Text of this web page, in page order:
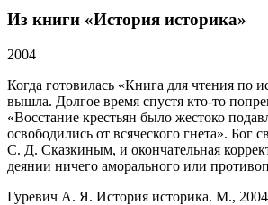
Из книги «История историка»
2004
Когда готовилась «Книга для чтения по
вышла. Долгое время спустя кто-то
«Восстание крестьян было жестоко
освободились от всяческого гнета».
С. Д. Сказкиным, и окончательная
деянии ничего аморального или
Гуревич А. Я. История историка. М.,